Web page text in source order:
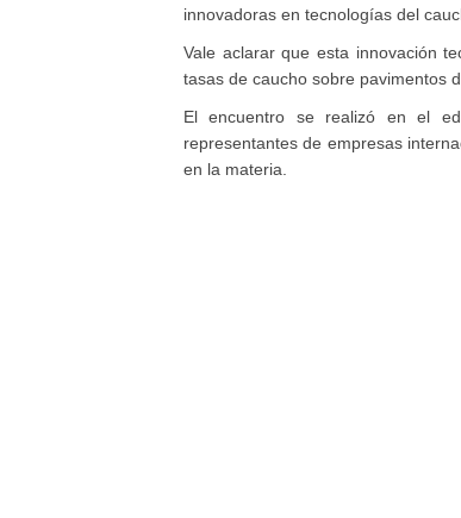
innovadoras en tecnologías del
Vale aclarar que esta innovación
tasas de caucho sobre pavimentos
El encuentro se realizó en el
representantes de empresas
en la materia.